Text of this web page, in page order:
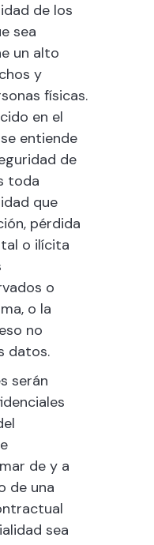
de los
sea
un alto
y
físicas.
en el
entiende
de
toda
que
pérdida
o ilícita
o
o la
no
datos.
serán
de y a
de una
sea